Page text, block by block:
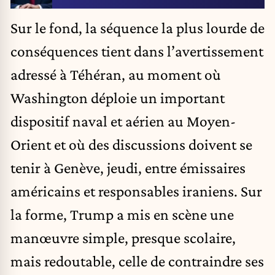
Sur le fond, la séquence la plus lourde de
conséquences tient dans l’avertissement
adressé à Téhéran, au moment où
Washington déploie un important
dispositif naval et aérien au Moyen-
Orient et où des discussions doivent se
tenir à Genève, jeudi, entre émissaires
américains et responsables iraniens. Sur
la forme, Trump a mis en scène une
manœuvre simple, presque scolaire,
mais redoutable, celle de contraindre ses